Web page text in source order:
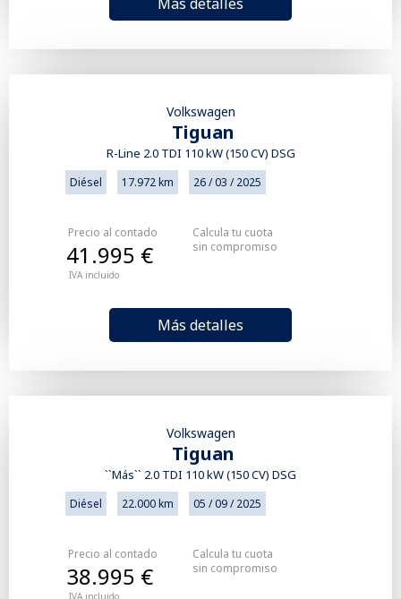
Volkswagen
Tiguan
R-Line 2.0 TDI 110 kW (150 CV) DSG
Diésel 17.972 km 26 / 03 / 2025
Precio al contado
IVA incluido
41.995 €
Más detalles
Calcula tu cuota
sin compromiso
Volkswagen
Tiguan
``Más`` 2.0 TDI 110 kW (150 CV) DSG
Diésel 22.000 km 05 / 09 / 2025
Precio al contado
IVA incluido
38.995 €
Calcula tu cuota
sin compromiso